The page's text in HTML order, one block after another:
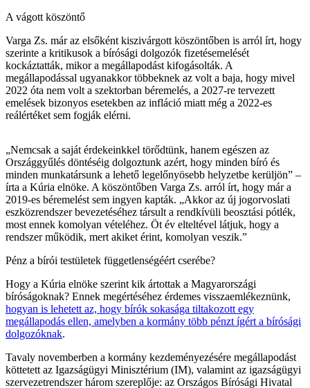
A vágott köszöntő
Varga Zs. már az elsőként kiszivárgott köszöntőben is arról írt, hogy
szerinte a kritikusok a bírósági dolgozók fizetésemelését
kockáztatták, mikor a megállapodást kifogásolták. A
megállapodással ugyanakkor többeknek az volt a baja, hogy mivel
2022 óta nem volt a szektorban béremelés, a 2027-re tervezett
emelések bizonyos esetekben az infláció miatt még a 2022-es
reálértéket sem fogják elérni.
„Nemcsak a saját érdekeinkkel törődtünk, hanem egészen az
Országgyűlés döntéséig dolgoztunk azért, hogy minden bíró és
minden munkatársunk a lehető legelőnyösebb helyzetbe kerüljön” –
írta a Kúria elnöke. A köszöntőben Varga Zs. arról írt, hogy már a
2019-es béremelést sem ingyen kapták. „Akkor az új jogorvoslati
eszközrendszer bevezetéséhez társult a rendkívüli beosztási pótlék,
most ennek komolyan vételéhez. Öt év elteltével látjuk, hogy a
rendszer működik, mert akiket érint, komolyan veszik.”
Pénz a bírói testületek függetlenségéért cserébe?
Hogy a Kúria elnöke szerint kik ártottak a Magyarországi
bíróságoknak? Ennek megértéséhez érdemes visszaemlékeznünk,
hogyan is lehetett az, hogy bírók sokasága tiltakozott egy
megállapodás ellen, amelyben a kormány több pénzt ígért a bírósági
dolgozóknak.
Tavaly novemberben a kormány kezdeményezésére megállapodást
köttetett az Igazságügyi Minisztérium (IM), valamint az igazságügyi
szervezetrendszer három szereplője: az Országos Bírósági Hivatal